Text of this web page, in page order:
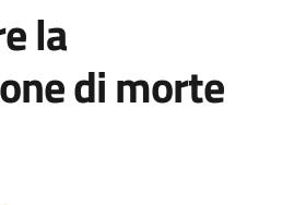
la
di morte